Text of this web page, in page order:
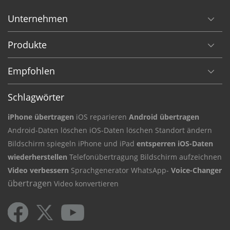
Unternehmen
Produkte
Empfohlen
Schlagwörter
iPhone übertragen iOS reparieren Android übertragen
Android-Daten löschen iOS-Daten löschen Standort ändern
Bildschirm spiegeln iPhone und iPad entsperren iOS-Daten
wiederherstellen Telefonübertragung Bildschirm aufzeichnen
Video verbessern Sprachgenerator WhatsApp- Voice-Changer
übertragen Video konvertieren